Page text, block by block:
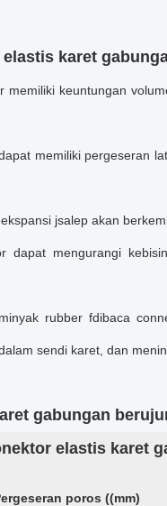
karet
memiliki keuntungan
memiliki pergeseran
ekspansi jsalep akan
dapat mengurangi
minyak rubber fdibaca c
sendi karet, dan
gabungan
elastis karet
poros ((mm)